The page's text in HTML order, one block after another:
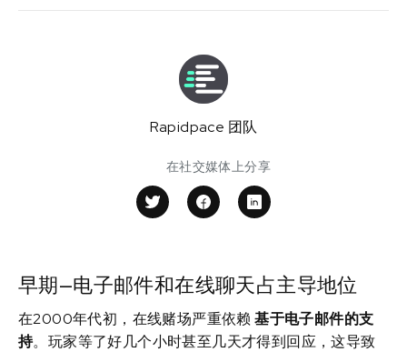
Rapidpace 团队
在社交媒体上分享
早期—电子邮件和在线聊天占主导地位
在2000年代初，在线赌场严重依赖基于电子邮件的支
持。玩家等了好几个小时甚至几天才得到回应，这导致